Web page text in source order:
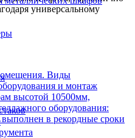
универсальному
Виды
и монтаж
высотой 10500мм,
оборудования:
в рекордные сроки